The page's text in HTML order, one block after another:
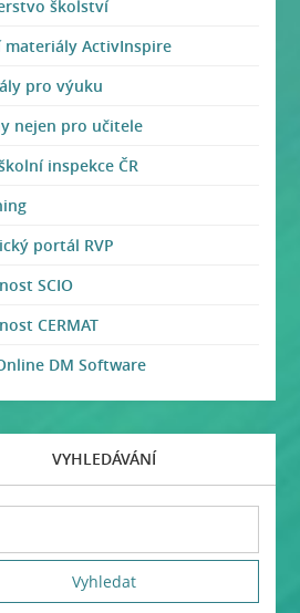
školství
materiály ActivInspire
pro výuku
nejen pro učitele
inspekce ČR
portál RVP
SCIO
CERMAT
DM Software
VYHLEDÁVÁNÍ